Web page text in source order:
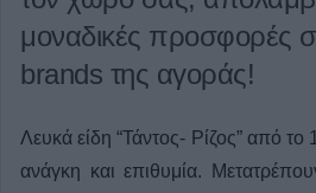
μοναδικές προσφορές
brands της αγοράς!
Λευκά είδη “Τάντος- Ρίζος” από
ανάγκη και επιθυμία.